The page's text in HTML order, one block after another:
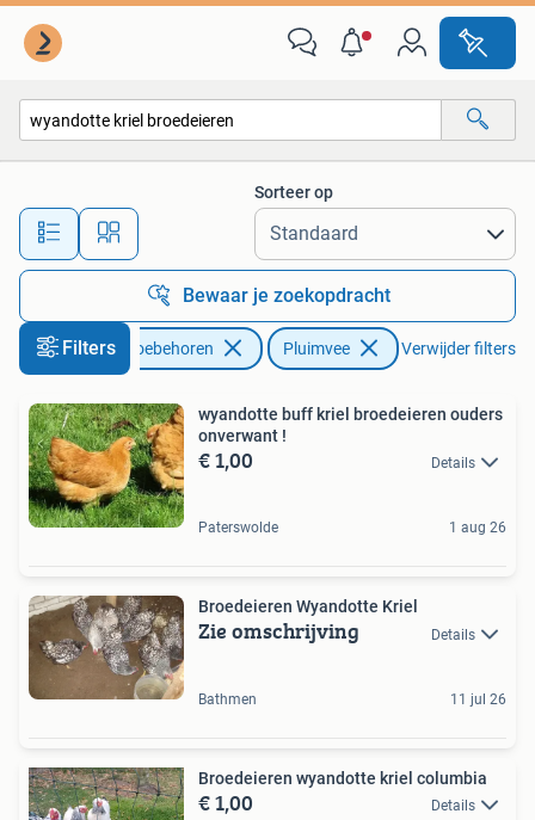
Alle afstanden…
Sorteer op
Bewaar je zoekopdracht
Filters
Dieren en Toebehoren Pluimvee Verwijder filters
wyandotte buff kriel broedeieren ouders
onverwant !
€ 1,00 Details
Paterswolde 1 aug 26
Broedeieren Wyandotte Kriel
Zie omschrijving Details
Bathmen 11 jul 26
Broedeieren wyandotte kriel columbia
€ 1,00 Details